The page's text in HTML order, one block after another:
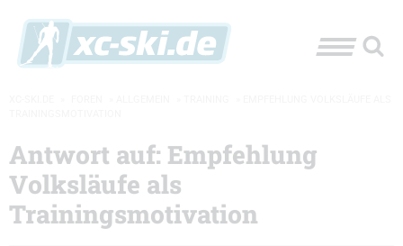
Antwort auf: Empfehlung
Volksläufe als
Trainingsmotivation